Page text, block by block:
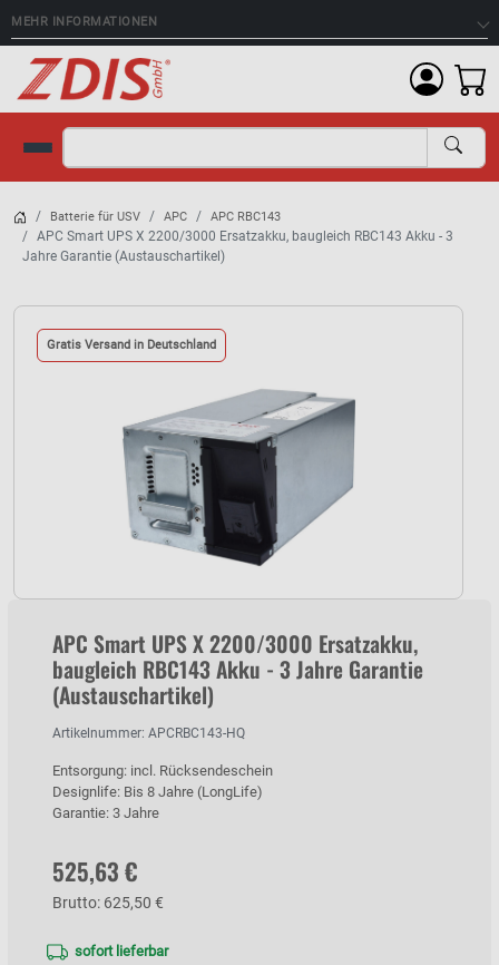
MEHR INFORMATIONEN
Suche
Batterie für USV APC APC RBC143
APC Smart UPS X 2200/3000 Ersatzakku, baugleich RBC143 Akku - 3
Jahre Garantie (Austauschartikel)
Gratis Versand in Deutschland
APC Smart UPS X 2200/3000 Ersatzakku,
baugleich RBC143 Akku - 3 Jahre Garantie
(Austauschartikel)
Artikelnummer: APCRBC143-HQ
Entsorgung: incl. Rücksendeschein
Designlife: Bis 8 Jahre (LongLife)
Garantie: 3 Jahre
525,63 €
Brutto: 625,50 €
sofort lieferbar